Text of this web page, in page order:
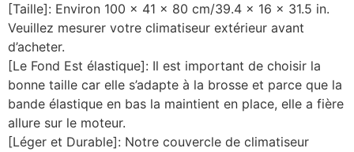
[Taille]: Environ 100 x 41 x 80 cm/39.4 x 16 x 31.5 in.
Veuillez mesurer votre climatiseur extérieur avant
d’acheter.
[Le Fond Est élastique]: Il est important de choisir la
bonne taille car elle s’adapte à la brosse et parce que la
bande élastique en bas la maintient en place, elle a fière
allure sur le moteur.
[Léger et Durable]: Notre couvercle de climatiseur